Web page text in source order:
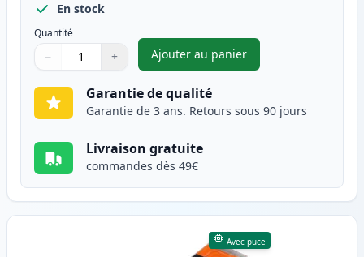
En stock
Quantité
Quantité
Utilisez les boutons pour ajuster
− +
Quantité
Ajouter au panier
,Pack de 5 Canon PGI-
Garantie de qualité
Garantie de 3 ans. Retours sous 90 jours
Livraison gratuite
commandes dès 49€
Avec puce